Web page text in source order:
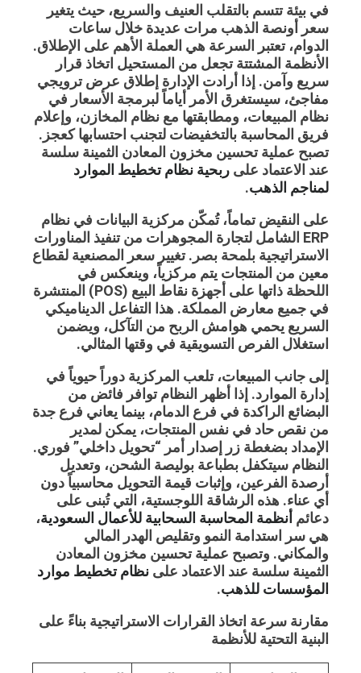
في بيئة تتسم بالتقلب العنيف والسريع، حيث يتغير
سعر أونصة الذهب مرات عديدة خلال ساعات
الدوام، تعتبر السرعة هي العملة الأهم على الإطلاق.
الأنظمة المشتتة تجعل من المستحيل اتخاذ قرار
سريع وآمن. إذا أرادت الإدارة إطلاق عرض ترويجي
مفاجئ، سيستغرق الأمر أياماً لبرمجة الأسعار في
نظام المبيعات، ومطابقتها مع نظام المخازن، وإعلام
فريق المحاسبة بالتخفيضات لتجنب احتسابها كعجز.
تصبح عملية تحسين مخزون المعادن الثمينة سلسة
عند الاعتماد على ربحية نظام تخطيط الموارد
لمناجم الذهب.
على النقيض تماماً، تُمكّن مركزية البيانات في نظام
ERP الشامل لتجارة المجوهرات
من تنفيذ المناورات
الاستراتيجية بلمحة بصر. تغيير سعر المصنعية لقطاع
معين من المنتجات يتم مركزياً، وينعكس في
اللحظة ذاتها على أجهزة نقاط البيع (POS) المنتشرة
في جميع معارض المملكة. هذا التفاعل الديناميكي
السريع يحمي هوامش الربح من التآكل، ويضمن
استغلال الفرص التسويقية في وقتها المثالي.
إلى جانب المبيعات، تلعب المركزية دوراً حيوياً في
إدارة الموارد. إذا أظهر النظام توافر فائض من
البضائع الراكدة في فرع الدمام، بينما يعاني فرع جدة
من نقص حاد في نفس المنتجات، يمكن لمدير
الإمداد بضغطة زر إصدار أمر “تحويل داخلي” فوري.
النظام سيتكفل بطباعة بوليصة الشحن، وتعديل
أرصدة الفرعين، وإثبات قيمة التحويل محاسبياً دون
أي عناء. هذه الرشاقة اللوجستية، التي تُبنى على
دعائم أنظمة المحاسبة السحابية للأعمال السعودية،
هي سر استدامة النمو وتقليص الهدر المالي
والمكاني. وتصبح عملية تحسين مخزون المعادن
الثمينة سلسة عند الاعتماد على نظام تخطيط موارد
المؤسسات للذهب.
مقارنة سرعة اتخاذ القرارات الاستراتيجية بناءً على
البنية التحتية للأنظمة